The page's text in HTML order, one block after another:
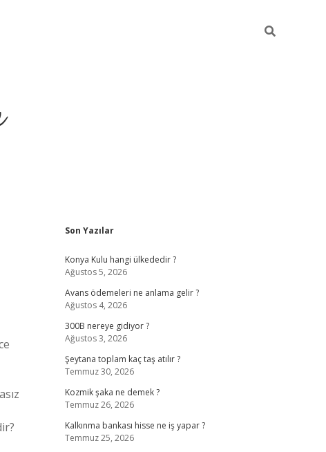
Sidebar
Son Yazılar
Konya Kulu hangi ülkededir ?
Ağustos 5, 2026
Avans ödemeleri ne anlama gelir ?
Ağustos 4, 2026
300B nereye gidiyor ?
Ağustos 3, 2026
Şeytana toplam kaç taş atılır ?
Temmuz 30, 2026
Kozmik şaka ne demek ?
Temmuz 26, 2026
Kalkınma bankası hisse ne iş yapar ?
Temmuz 25, 2026